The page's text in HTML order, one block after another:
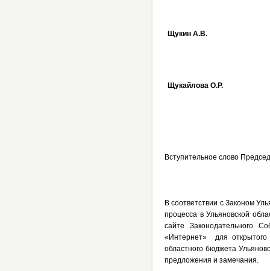
Щукин А.В.
Щукайлова О.Р.
Вступительное слово
В соответствии с Законом
процесса в Ульяновской
сайте Законодательного
«Интернет» для открытого
областного бюджета
предложения и замечания.